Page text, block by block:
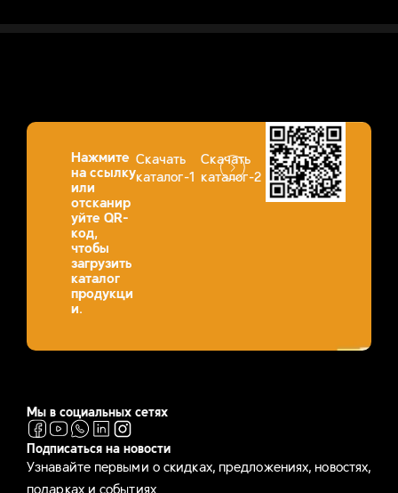
Нажмите
на ссылку
или
отсканир
уйте QR-
код,
чтобы
загрузить
каталог
продукци
и.
Скачать
каталог-1
Скачать
каталог-2
Мы в социальных сетях
Подписаться на новости
Узнавайте первыми о скидках, предложениях, новостях,
подарках и событиях